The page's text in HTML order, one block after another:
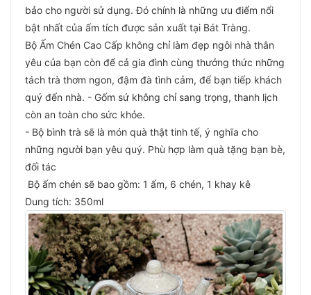
bảo cho người sử dụng. Đó chính là những ưu điểm nổi
bật nhất của ấm tích được sản xuất tại Bát Tràng.
Bộ Ấm Chén Cao Cấp không chỉ làm đẹp ngôi nhà thân
yêu của bạn còn để cả gia đình cùng thưởng thức những
tách trà thơm ngon, đậm đà tình cảm, để bạn tiếp khách
quý đến nhà. - Gốm sứ không chỉ sang trọng, thanh lịch
còn an toàn cho sức khỏe.
- Bộ bình trà sẽ là món quà thật tinh tế, ý nghĩa cho
những người bạn yêu quý. Phù hợp làm quà tặng bạn bè,
đối tác
Bộ ấm chén sẽ bao gồm: 1 ấm, 6 chén, 1 khay kê
Dung tích: 350ml